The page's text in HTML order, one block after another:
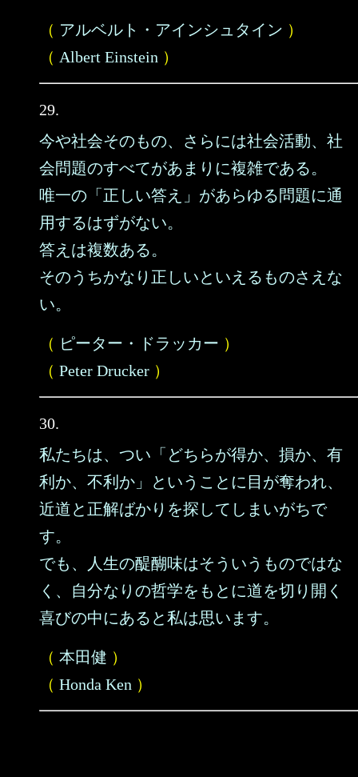
（ アルベルト・アインシュタイン ）
（ Albert Einstein ）
29.
今や社会そのもの、さらには社会活動、社
会問題のすべてがあまりに複雑である。
唯一の「正しい答え」があらゆる問題に通
用するはずがない。
答えは複数ある。
そのうちかなり正しいといえるものさえな
い。
（ ピーター・ドラッカー ）
（ Peter Drucker ）
30.
私たちは、つい「どちらが得か、損か、有
利か、不利か」ということに目が奪われ、
近道と正解ばかりを探してしまいがちで
す。
でも、人生の醍醐味はそういうものではな
く、自分なりの哲学をもとに道を切り開く
喜びの中にあると私は思います。
（ 本田健 ）
（ Honda Ken ）